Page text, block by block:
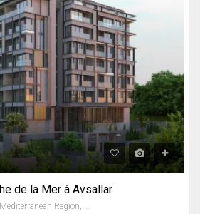
de la Mer à Avsallar